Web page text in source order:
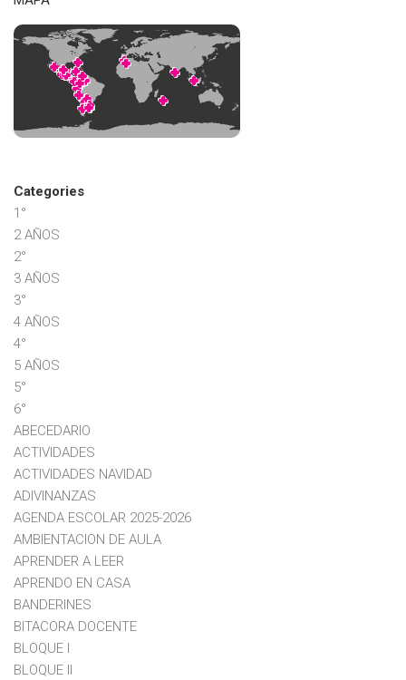
Categories
1°
2 AÑOS
2°
3 AÑOS
3°
4 AÑOS
4°
5 AÑOS
5°
6°
ABECEDARIO
ACTIVIDADES
ACTIVIDADES NAVIDAD
ADIVINANZAS
AGENDA ESCOLAR 2025-2026
AMBIENTACION DE AULA
APRENDER A LEER
APRENDO EN CASA
BANDERINES
BITACORA DOCENTE
BLOQUE I
BLOQUE II